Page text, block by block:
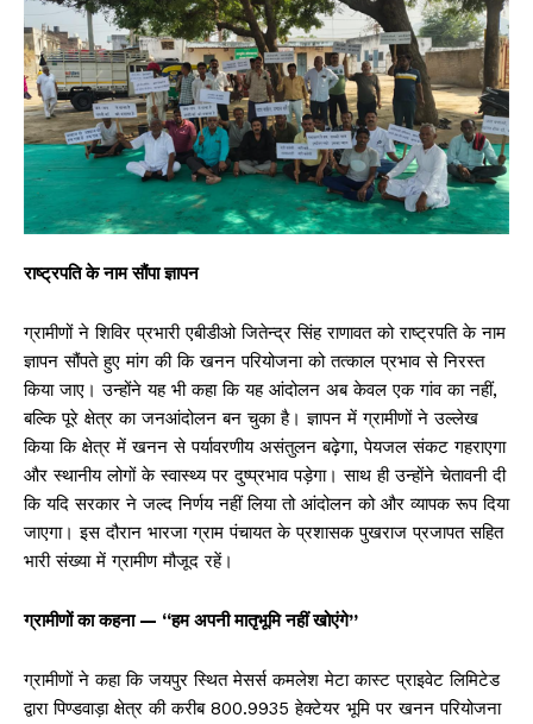
राष्ट्रपति के नाम सौंपा ज्ञापन
ग्रामीणों ने शिविर प्रभारी एबीडीओ जितेन्द्र सिंह राणावत को राष्ट्रपति के नाम
ज्ञापन सौंपते हुए मांग की कि खनन परियोजना को तत्काल प्रभाव से निरस्त
किया जाए। उन्होंने यह भी कहा कि यह आंदोलन अब केवल एक गांव का नहीं,
बल्कि पूरे क्षेत्र का जनआंदोलन बन चुका है। ज्ञापन में ग्रामीणों ने उल्लेख
किया कि क्षेत्र में खनन से पर्यावरणीय असंतुलन बढ़ेगा, पेयजल संकट गहराएगा
और स्थानीय लोगों के स्वास्थ्य पर दुष्प्रभाव पड़ेगा। साथ ही उन्होंने चेतावनी दी
कि यदि सरकार ने जल्द निर्णय नहीं लिया तो आंदोलन को और व्यापक रूप दिया
जाएगा। इस दौरान भारजा ग्राम पंचायत के प्रशासक पुखराज प्रजापत सहित
भारी संख्या में ग्रामीण मौजूद रहें।
ग्रामीणों का कहना — “हम अपनी मातृभूमि नहीं खोएंगे”
ग्रामीणों ने कहा कि जयपुर स्थित मेसर्स कमलेश मेटा कास्ट प्राइवेट लिमिटेड
द्वारा पिण्डवाड़ा क्षेत्र की करीब 800.9935 हेक्टेयर भूमि पर खनन परियोजना